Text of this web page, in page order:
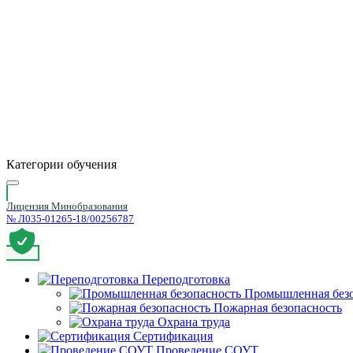
Категории обучения
Лицензия Минобразования
№ Л035-01265-18/00256787
Переподготовка
Промышленная
Пожарная безопасность
Охрана труда
Сертификация
Проведение СОУТ